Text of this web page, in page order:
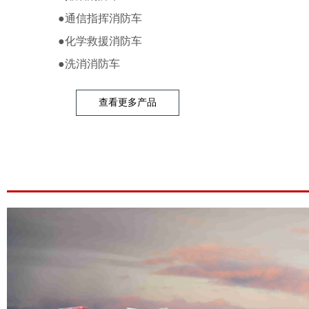
●通信指挥消防车
●化学救援消防车
●洗消消防车
查看更多产品